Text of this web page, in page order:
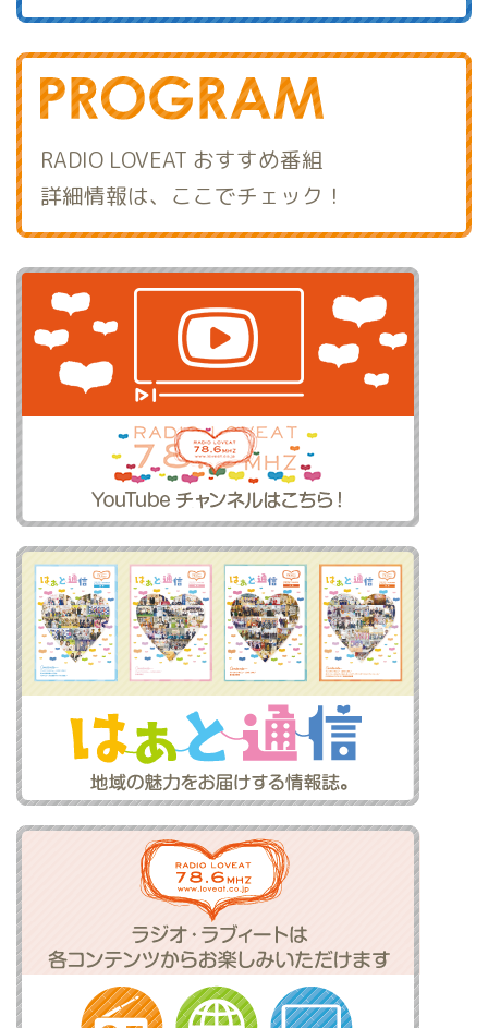
RADIO LOVEAT おすすめ番組
詳細情報は、ここでチェック！